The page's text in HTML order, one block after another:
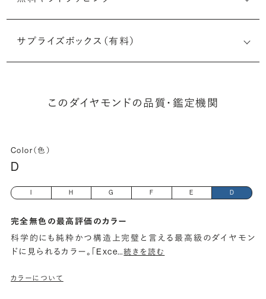
サプライズボックス（有料）
このダイヤモンドの品質・鑑定機関
Color（色）
D
H G F E D
完全無色の最高評価のカラー
科学的にも純粋かつ構造上完璧と言える最高級のダイヤモン
ドに見られるカラー。「Exce…続きを読む
カラーについて